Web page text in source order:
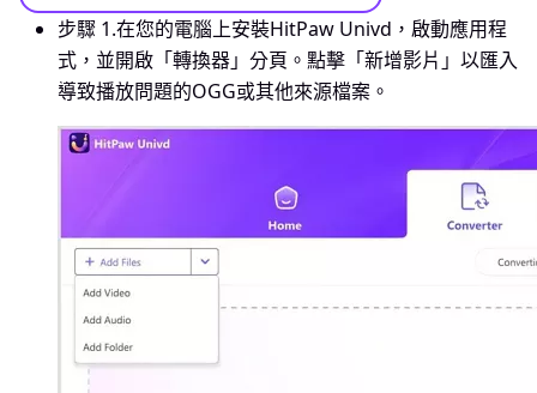
步驟 1.在您的電腦上安裝HitPaw Univd，啟動應用程
式，並開啟「轉換器」分頁。點擊「新增影片」以匯入
導致播放問題的OGG或其他來源檔案。